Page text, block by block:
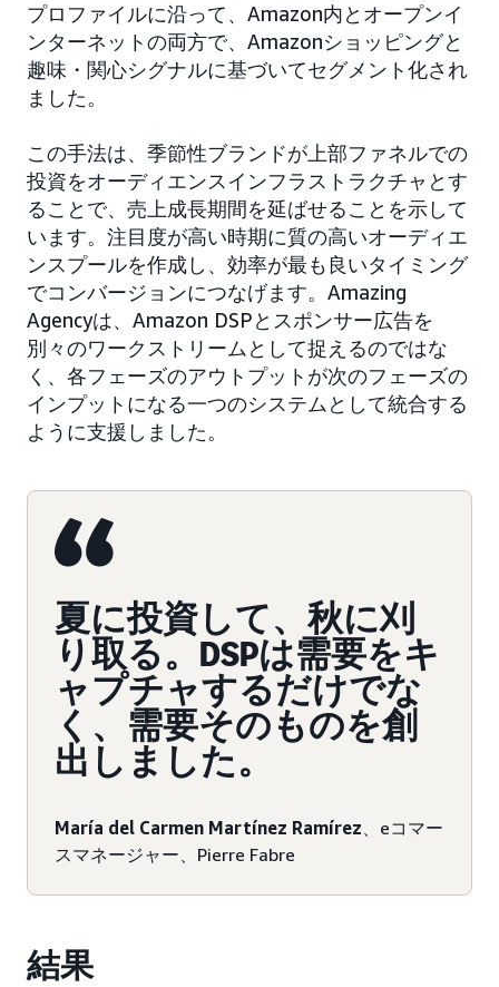
プロファイルに沿って、Amazon内とオープンイ
ンターネットの両方で、Amazonショッピングと
趣味・関心シグナルに基づいてセグメント化され
ました。
この手法は、季節性ブランドが上部ファネルでの
投資をオーディエンスインフラストラクチャとす
ることで、売上成長期間を延ばせることを示して
います。注目度が高い時期に質の高いオーディエ
ンスプールを作成し、効率が最も良いタイミング
でコンバージョンにつなげます。Amazing
Agencyは、Amazon DSPとスポンサー広告を
別々のワークストリームとして捉えるのではな
く、各フェーズのアウトプットが次のフェーズの
インプットになる一つのシステムとして統合する
ように支援しました。
夏に投資して、秋に刈
り取る。DSPは需要をキ
ャプチャするだけでな
く、需要そのものを創
出しました。
María del Carmen Martínez Ramírez、eコマー
スマネージャー、Pierre Fabre
結果